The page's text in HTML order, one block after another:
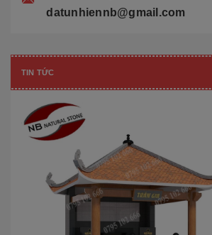
datunhiennb@gmail.com
TIN TỨC